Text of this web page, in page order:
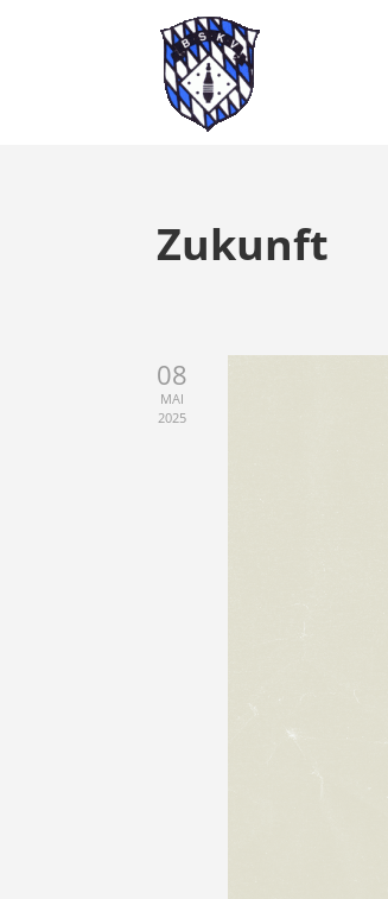
Zukunft
08
MAI
2025